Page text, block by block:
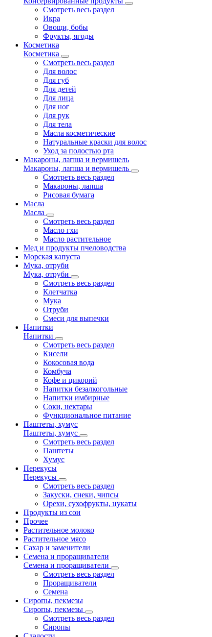
Смотреть весь раздел
Икра
Овощи, бобы
Фрукты, ягоды
Косметика
Косметика
Смотреть весь раздел
Для волос
Для губ
Для детей
Для лица
Для ног
Для рук
Для тела
Масла косметические
Натуральные краски для волос
Уход за полостью рта
Макароны, лапша и вермишель
Макароны, лапша и вермишель
Смотреть весь раздел
Макароны, лапша
Рисовая бумага
Масла
Масла
Смотреть весь раздел
Масло гхи
Масло растительное
Мед и продукты пчеловодства
Морская капуста
Мука, отруби
Мука, отруби
Смотреть весь раздел
Клетчатка
Мука
Отруби
Смеси для выпечки
Напитки
Напитки
Смотреть весь раздел
Кисели
Кокосовая вода
Комбуча
Кофе и цикорий
Напитки безалкогольные
Напитки имбирные
Соки, нектары
Функциональное питание
Паштеты, хумус
Паштеты, хумус
Смотреть весь раздел
Паштеты
Хумус
Перекусы
Перекусы
Смотреть весь раздел
Закуски, снеки, чипсы
Орехи, сухофрукты, цукаты
Продукты из сои
Прочее
Растительное молоко
Растительное мясо
Сахар и заменители
Семена и проращиватели
Семена и проращиватели
Смотреть весь раздел
Проращиватели
Семена
Сиропы, пекмезы
Сиропы, пекмезы
Смотреть весь раздел
Сиропы